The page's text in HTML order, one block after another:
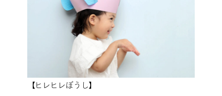
【ヒレヒレぼうし】